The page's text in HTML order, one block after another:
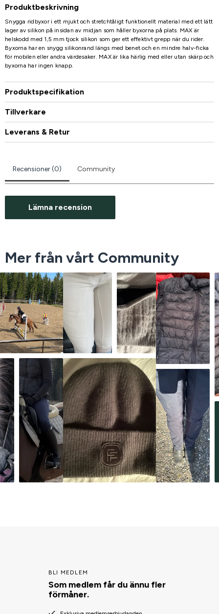
Produktbeskrivning
Snygga ridbyxor i ett mjukt och stretchtåligt funktionellt material med ett lätt
lager av silikon på insidan av midjan som håller byxorna på plats. MAX är
helskodd med 1,5 mm tjock silikon som ger ett effektivt grepp när du rider.
Byxorna har en snygg silikonrand längs med benet och en mindre halv-ficka
för mobilen eller andra värdesaker. MAX är lika härlig med eller utan skärp och
byxorna har ingen knapp.
Produktspecifikation
Tillverkare
Leverans & Retur
Recensioner (0) Community
Lämna recension
Mer från vårt Community
BLI MEDLEM
Som medlem får du ännu fler
förmåner.